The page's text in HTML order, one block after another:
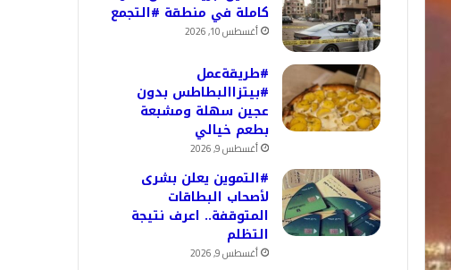
كاملة في منطقة #التجمع
أغسطس 10, 2026
#طريقةعمل
#بيتزاالبطاطس بدون
عجين سهلة ومشبعة
بطعم خيالي
أغسطس 9, 2026
#التموين يعلن بشرى
لأصحاب البطاقات
المتوقفة.. اعرف نتيجة
التظلم
أغسطس 9, 2026